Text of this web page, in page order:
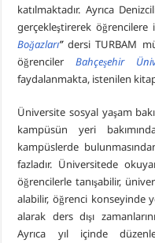
katılmaktadır. Ayrıca
gerçekleştirerek öğrencilere
Boğazları”dersi TURBAM
öğrenciler Bahçeşehir
faydalanmakta, istenilen
Üniversite sosyal yaşam
kampüsün yeri
kampüslerde
fazladır. Üniversitede
öğrencilerle tanışabilir,
alabilir, öğrenci konseyinde
alarak ders dışı
Ayrıca yıl içinde